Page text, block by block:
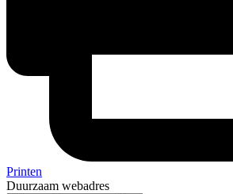
Printen
Duurzaam webadres